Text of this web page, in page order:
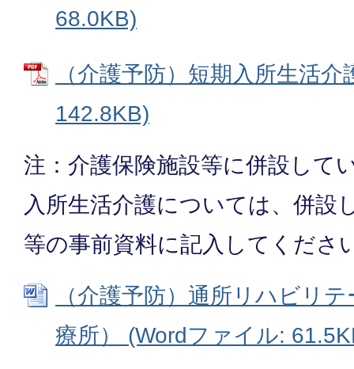
68.0KB)
（介護予防）短期入所生活
142.8KB)
注：介護保険施設等に併設して
入所生活介護については、併設
等の事前資料に記入してくださ
（介護予防）通所リハビリ
療所） (Wordファイル: